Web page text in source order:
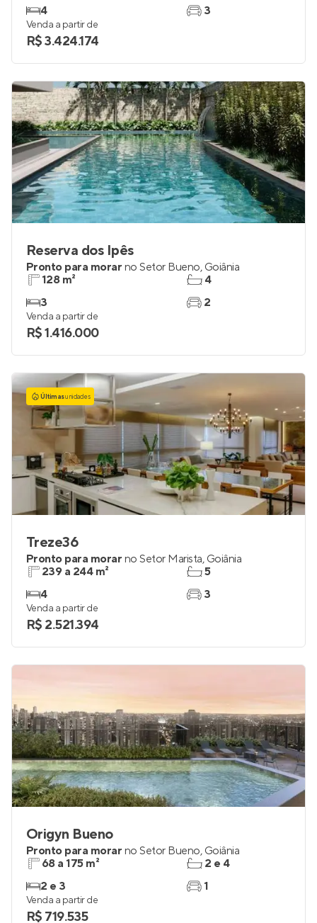
4 3
Venda a partir de
R$ 3.424.174
Reserva dos Ipês
Pronto para morar no Setor Bueno, Goiânia
128 m²
3
4
2
Venda a partir de
R$ 1.416.000
Últimasunidades
Treze36
Pronto para morar no Setor Marista, Goiânia
239 a 244 m²
4
5
3
Venda a partir de
R$ 2.521.394
Origyn Bueno
Pronto para morar no Setor Bueno, Goiânia
68 a 175 m²
2 e 3
2 e 4
1
Venda a partir de
R$ 719.535